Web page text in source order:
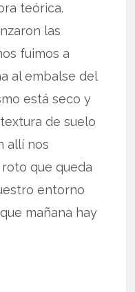
teórica.
las
fuimos a
al embalse del
está seco y
de suelo
allí nos
que queda
entorno
mañana hay